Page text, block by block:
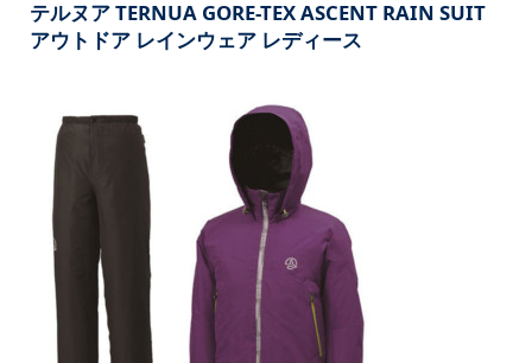
テルヌア TERNUA GORE-TEX ASCENT RAIN SUIT
アウトドア レインウェア レディース